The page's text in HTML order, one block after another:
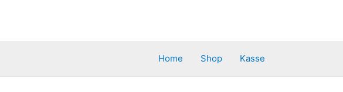
Home
Shop Kasse